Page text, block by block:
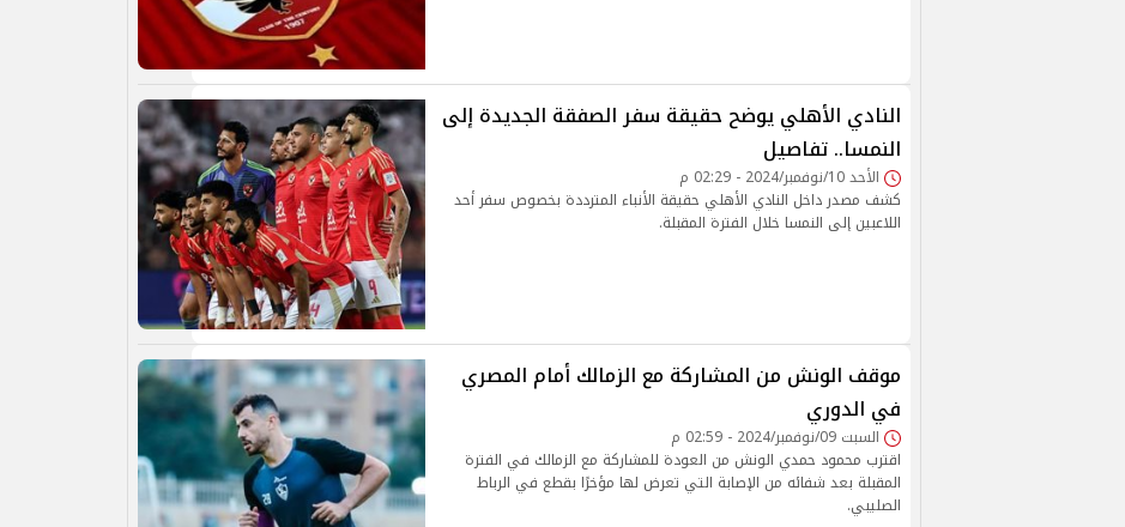
النادي الأهلي يوضح حقيقة سفر الصفقة الجديدة إلى
النمسا.. تفاصيل
الأحد 10/نوفمبر/2024 - 02:29 م
كشف مصدر داخل النادي الأهلي حقيقة الأنباء المترددة بخصوص سفر أحد
اللاعبين إلى النمسا خلال الفترة المقبلة.
موقف الونش من المشاركة مع الزمالك أمام المصري
في الدوري
السبت 09/نوفمبر/2024 - 02:59 م
اقترب محمود حمدي الونش من العودة للمشاركة مع الزمالك في الفترة
المقبلة بعد شفائه من الإصابة التي تعرض لها مؤخرًا بقطع في الرباط
الصليبي.